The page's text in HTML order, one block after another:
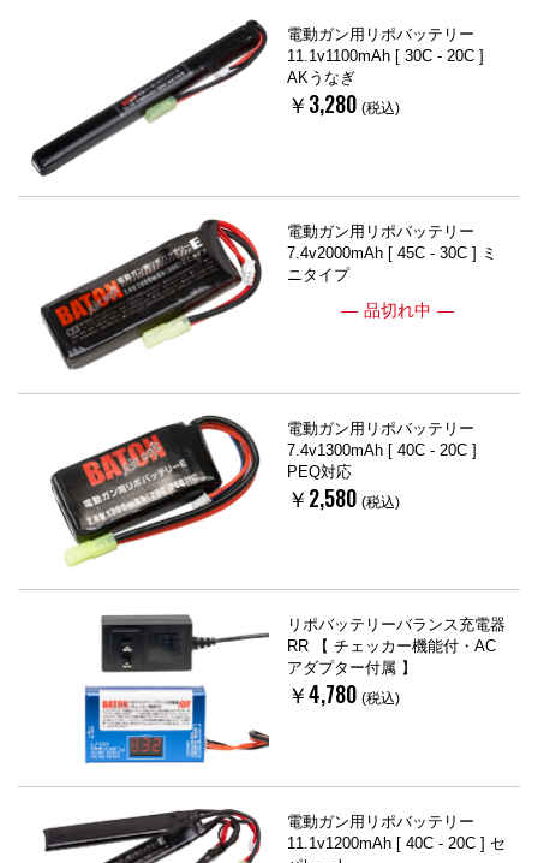
電動ガン用リポバッテリー
11.1v1100mAh [ 30C - 20C ]
AKうなぎ
￥3,280 (税込)
電動ガン用リポバッテリー
7.4v2000mAh [ 45C - 30C ] ミ
ニタイプ
品切れ中
電動ガン用リポバッテリー
7.4v1300mAh [ 40C - 20C ]
PEQ対応
￥2,580 (税込)
リポバッテリーバランス充電器
RR 【 チェッカー機能付・AC
アダプター付属 】
￥4,780 (税込)
電動ガン用リポバッテリー
11.1v1200mAh [ 40C - 20C ] セ